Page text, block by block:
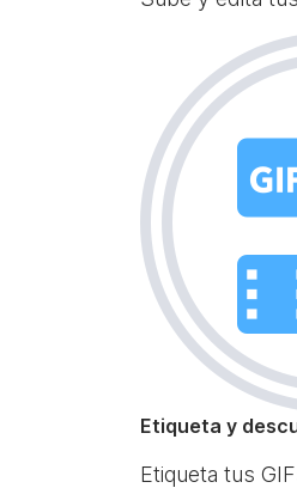
Etiqueta y
Etiqueta tus